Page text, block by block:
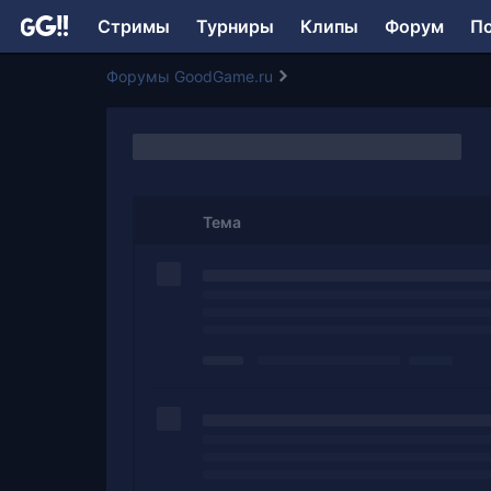
Стримы Турниры Клипы Форум
Форумы GoodGame.ru
Тема